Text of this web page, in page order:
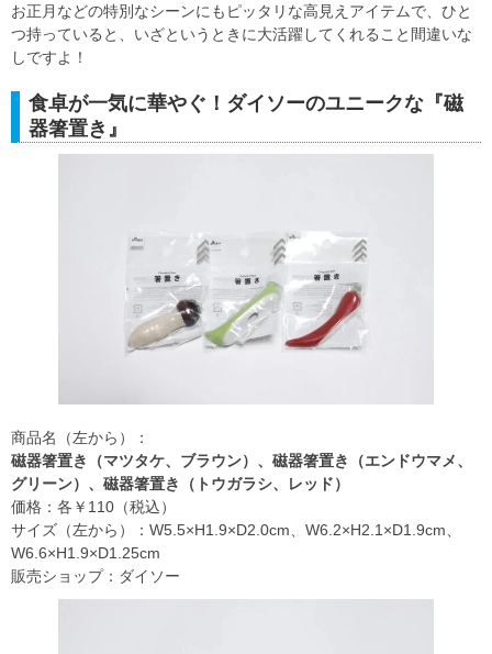
お正月などの特別なシーンにもピッタリな高見えアイテムで、ひと
つ持っていると、いざというときに大活躍してくれること間違いな
しですよ！
食卓が一気に華やぐ！ダイソーのユニークな『磁
器箸置き』
商品名（左から）：
磁器箸置き（マツタケ、ブラウン）、磁器箸置き（エンドウマメ、
グリーン）、磁器箸置き（トウガラシ、レッド）
価格：各￥110（税込）
サイズ（左から）：W5.5×H1.9×D2.0cm、W6.2×H2.1×D1.9cm、
W6.6×H1.9×D1.25cm
販売ショップ：ダイソー